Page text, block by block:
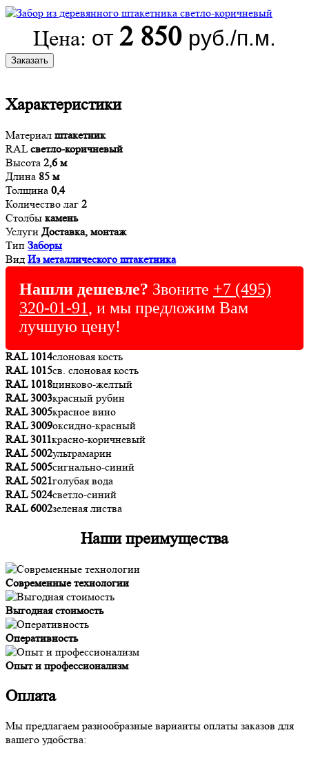
Цена: от 2 850 руб./п.м.
Заказать
Характеристики
Материал штакетник
RALсветло-коричневый
Высота 2,6 м
Длина 85 м
Толщина 0,4
Количество лаг 2
Столбы камень
Услуги Доставка, монтаж
Тип Заборы
Вид Из металлического штакетника
Нашли дешевле? Звоните +7 (495)
320-01-91, и мы предложим Вам
лучшую цену!
RAL 1014слоновая кость
RAL 1015св. слоновая кость
RAL 1018цинково-желтый
RAL 3003красный рубин
RAL 3005красное вино
RAL 3009оксидно-красный
RAL 3011красно-коричневый
RAL 5002ультрамарин
RAL 5005сигнально-синий
RAL 5021голубая вода
RAL 5024светло-синий
RAL 6002зеленая листва
Наши преимущества
Современные технологии
Выгодная стоимость
Оперативность
Опыт и профессионализм
Оплата
Мы предлагаем разнообразные варианты оплаты заказов для
вашего удобства: